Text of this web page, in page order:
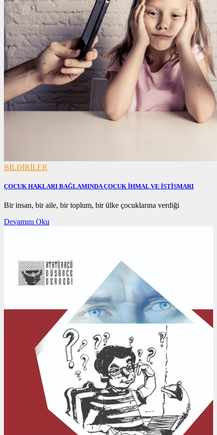
BİLDİRİLER
ÇOCUK HAKLARI BAĞLAMINDA ÇOCUK İHMAL VE İSTİSMARI
17/12/2020
Bir insan, bir aile, bir toplum, bir ülke çocuklarına verdiği
Devamını Oku